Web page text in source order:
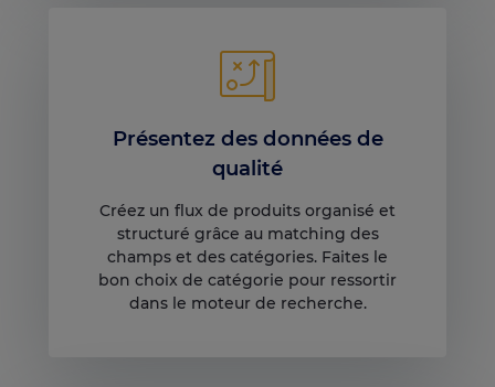
Présentez des données de
qualité
Créez un flux de produits organisé et
structuré grâce au matching des
champs et des catégories. Faites le
bon choix de catégorie pour ressortir
dans le moteur de recherche.